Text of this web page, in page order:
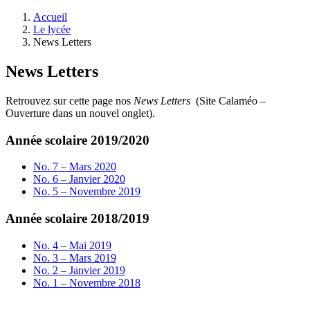
Accueil
Le lycée
News Letters
News Letters
Retrouvez sur cette page nos News Letters (Site Calaméo –
Ouverture dans un nouvel onglet).
Année scolaire 2019/2020
No. 7 – Mars 2020
No. 6 – Janvier 2020
No. 5 – Novembre 2019
Année scolaire 2018/2019
No. 4 – Mai 2019
No. 3 – Mars 2019
No. 2 – Janvier 2019
No. 1 – Novembre 2018